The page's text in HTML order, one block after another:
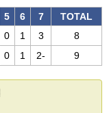
5 6 7
TOTAL
0 1 3
8
0 1 2- 9